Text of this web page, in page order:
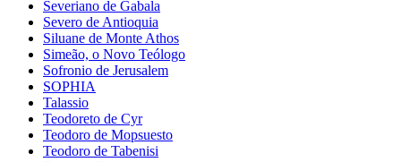
Severiano de Gabala
Severo de Antioquia
Siluane de Monte Athos
Simeão, o Novo Teólogo
Sofronio de Jerusalem
SOPHIA
Talassio
Teodoreto de Cyr
Teodoro de Mopsuesto
Teodoro de Tabenisi